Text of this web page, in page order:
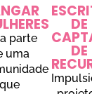
parte
uma
que
DE
DE